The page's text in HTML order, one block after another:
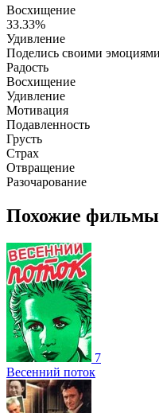
Восхищение
33.33%
Удивление
Поделись своими эмоциями
Радость
Восхищение
Удивление
Мотивация
Подавленность
Грусть
Страх
Отвращение
Разочарование
Похожие
7
Весенний поток